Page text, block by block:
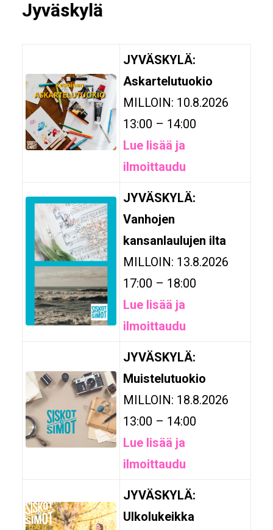
Jyväskylä
JYVÄSKYLÄ:
Askartelutuokio
MILLOIN: 10.8.2026
13:00 – 14:00
Lue lisää ja
ilmoittaudu
JYVÄSKYLÄ:
Vanhojen
kansanlaulujen ilta
MILLOIN: 13.8.2026
17:00 – 18:00
Lue lisää ja
ilmoittaudu
JYVÄSKYLÄ:
Muistelutuokio
MILLOIN: 18.8.2026
13:00 – 14:00
Lue lisää ja
ilmoittaudu
JYVÄSKYLÄ:
Ulkolukeikka